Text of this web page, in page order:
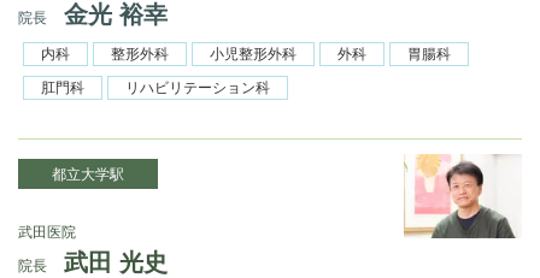
院長
金光 裕幸
内科 整形外科 小児整形外科 外科
胃腸科
肛門科
リハビリテーション科
都立大学駅
武田医院
院長
武田 光史